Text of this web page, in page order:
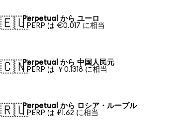
🇪🇺Perpetual から ユーロ
1 PERP は €0.017 に相当
🇨🇳Perpetual から 中国人民元
1 PERP は ￥0.1318 に相当
🇷🇺Perpetual から ロシア・ルーブル
1 PERP は ₽1.62 に相当